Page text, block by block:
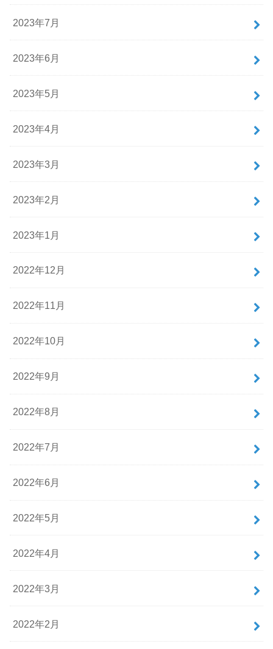
2023年7月
2023年6月
2023年5月
2023年4月
2023年3月
2023年2月
2023年1月
2022年12月
2022年11月
2022年10月
2022年9月
2022年8月
2022年7月
2022年6月
2022年5月
2022年4月
2022年3月
2022年2月